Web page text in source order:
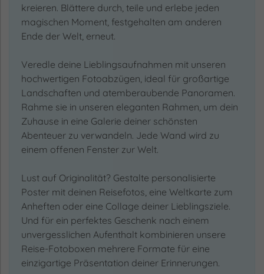
kreieren. Blättere durch, teile und erlebe jeden
magischen Moment, festgehalten am anderen
Ende der Welt, erneut.
Veredle deine Lieblingsaufnahmen mit unseren
hochwertigen Fotoabzügen, ideal für großartige
Landschaften und atemberaubende Panoramen.
Rahme sie in unseren eleganten Rahmen, um dein
Zuhause in eine Galerie deiner schönsten
Abenteuer zu verwandeln. Jede Wand wird zu
einem offenen Fenster zur Welt.
Lust auf Originalität? Gestalte personalisierte
Poster mit deinen Reisefotos, eine Weltkarte zum
Anheften oder eine Collage deiner Lieblingsziele.
Und für ein perfektes Geschenk nach einem
unvergesslichen Aufenthalt kombinieren unsere
Reise-Fotoboxen mehrere Formate für eine
einzigartige Präsentation deiner Erinnerungen.